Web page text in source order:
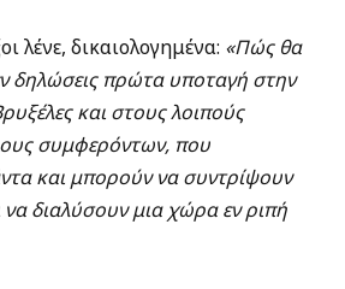
λένε, δικαιολογημένα: «Πώς θα
δηλώσεις πρώτα υποταγή στην
και στους λοιπούς
συμφερόντων, που
και μπορούν να συντρίψουν
διαλύσουν μια χώρα εν ριπή